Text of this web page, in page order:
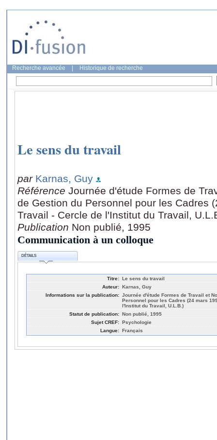
Recherche avancée Historique de recherche
Le sens du travail
par Karnas, Guy
Référence Journée d'étude Formes de
de Gestion du Personnel pour les Cadres
Travail - Cercle de l'Institut du Travail,
Publication Non publié, 1995
Communication à un colloque
DÉTAILS
Titre: Le sens du travail
Auteur: Karnas, Guy
Informations sur la publication: Journée d'étude Formes de Travail et
Personnel pour les Cadres (24 mars
l'Institut du Travail, U.L.B.)
Statut de publication: Non publié, 1995
Sujet CREF: Psychologie
Langue: Français